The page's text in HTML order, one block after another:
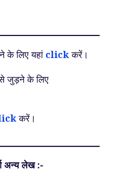
लिए यहां clickकरें।
जुड़ने के लिए
करें।
अन्य लेख :-